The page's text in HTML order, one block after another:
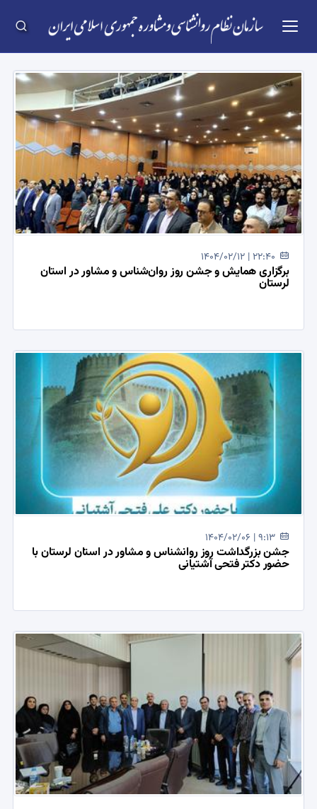
1404/02/12 | 22:40
برگزاری همایش و جشن روز روان‌شناس و مشاور در استان
لرستان
1404/02/06 | 9:13
جشن بزرگداشت روز روانشناس و مشاور در استان لرستان با
حضور دکتر فتحی آشتیانی